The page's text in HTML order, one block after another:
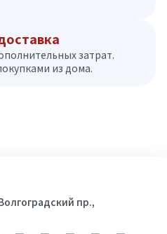
затрат.
из дома.
пр.,